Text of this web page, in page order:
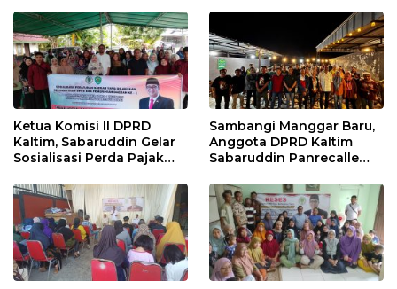
Ketua Komisi II DPRD
Kaltim, Sabaruddin Gelar
Sosialisasi Perda Pajak
Sepinggan Raya
Balikpapan
Sambangi Manggar Baru,
Anggota DPRD Kaltim
Sabaruddin Panrecalle
Balikpapan